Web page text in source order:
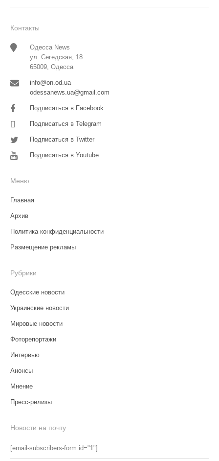
Контакты
Одесса News
ул. Сегедская, 18
65009, Одесса
info@on.od.ua
odessanews.ua@gmail.com
Подписаться в Facebook
Подписаться в Telegram
Подписаться в Twitter
Подписаться в Youtube
Меню
Главная
Архив
Политика конфиденциальности
Размещение рекламы
Рубрики
Одесские новости
Украинские новости
Мировые новости
Фоторепортажи
Интервью
Анонсы
Мнение
Пресс-релизы
Новости на почту
[email-subscribers-form id="1"]